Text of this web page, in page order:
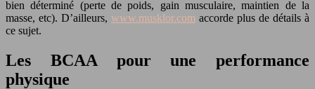
bien déterminé (perte de poids, gain musculaire, maintien de la
masse, etc). D’ailleurs, www.musklor.com accorde plus de détails à
ce sujet.
Les BCAA pour une performance
physique